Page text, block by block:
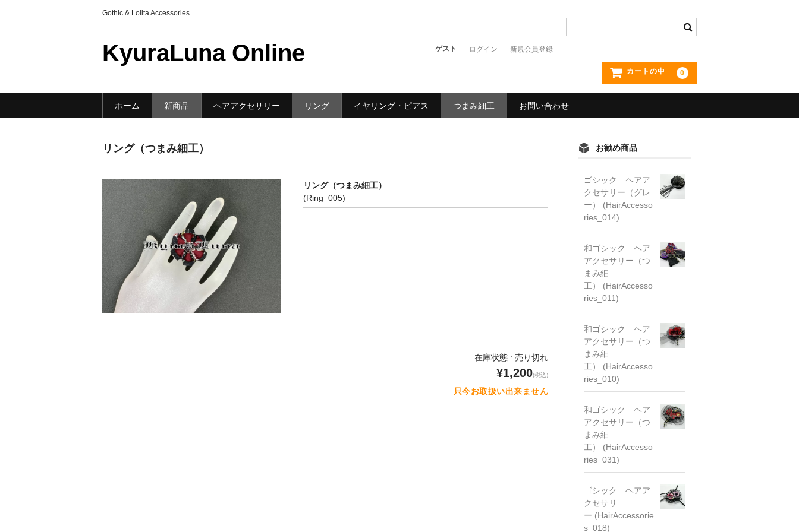
Gothic & Lolita Accessories
KyuraLuna Online ゲスト ログイン 新規会員登録
カートの中 0
ホーム 新商品 ヘアアクセサリー リング イヤリング・ピアス つまみ細工 お問い合わせ
リング（つまみ細工）
リング（つまみ細工）
(Ring_005)
在庫状態 : 売り切れ
¥1,200(税込)
只今お取扱い出来ません
お勧め商品
ゴシック ヘアア
クセサリー（グレ
ー） (HairAccesso
ries_014)
和ゴシック ヘア
アクセサリー（つ
まみ細
工） (HairAccesso
ries_011)
和ゴシック ヘア
アクセサリー（つ
まみ細
工） (HairAccesso
ries_010)
和ゴシック ヘア
アクセサリー（つ
まみ細
工） (HairAccesso
ries_031)
ゴシック ヘアア
クセサリ
ー (HairAccessorie
s_018)